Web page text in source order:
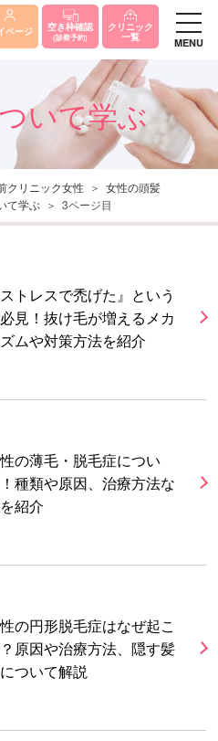
ページ 空き枠確認
(診察予約)
クリニック
一覧 MENU
いて学ぶ
クリニック女性
女性の頭髪
て学ぶ 3ページ目
ストレスで禿げた』という
見！抜け毛が増えるメカ
ムや対策方法を紹介
の薄毛・脱毛症につい
種類や原因、治療方法な
紹介
の円形脱毛症はなぜ起こ
原因や治療方法、隠す髪
ついて解説